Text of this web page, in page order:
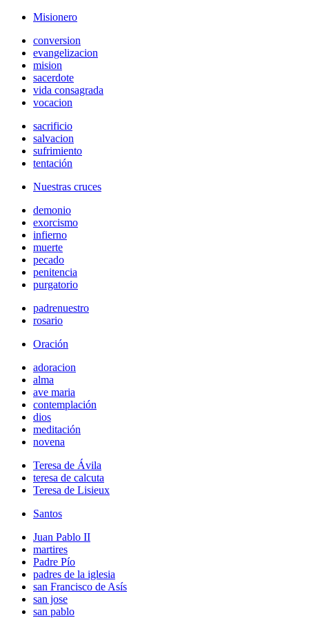
Misionero
conversion
evangelizacion
mision
sacerdote
vida consagrada
vocacion
sacrificio
salvacion
sufrimiento
tentación
Nuestras cruces
demonio
exorcismo
infierno
muerte
pecado
penitencia
purgatorio
padrenuestro
rosario
Oración
adoracion
alma
ave maria
contemplación
dios
meditación
novena
Teresa de Ávila
teresa de calcuta
Teresa de Lisieux
Santos
Juan Pablo II
martires
Padre Pío
padres de la iglesia
san Francisco de Asís
san jose
san pablo